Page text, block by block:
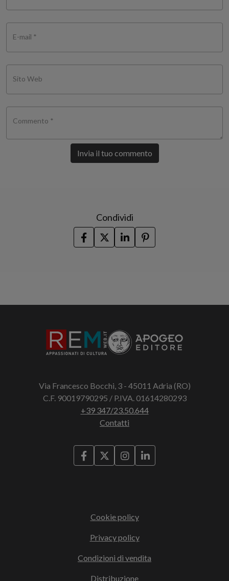
E-mail *
Sito Web
Commento *
Invia il tuo commento
Condividi
Via Francesco Bocchi, 3 - 45011 Adria (RO)
C.F. 90019790295 / P.IVA. 01614280293
+39 347/23.50.644
Contatti
Cookie policy
Privacy policy
Condizioni di vendita
Distribuzione